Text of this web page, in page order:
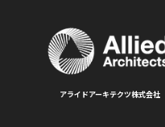
アライドアーキテクツ株式会社